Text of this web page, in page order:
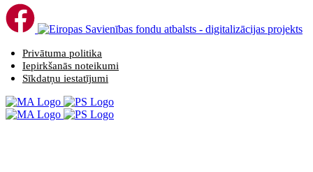
Privātuma politika
Iepirkšanās noteikumi
Sīkdatņu iestatījumi